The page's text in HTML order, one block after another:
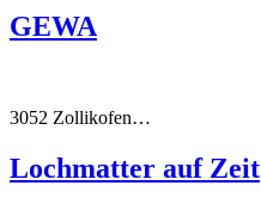
GEWA
3052 Zollikofen…
Lochmatter auf Zeit